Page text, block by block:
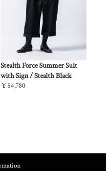
Stealth Force Summer Suit
with Sign / Stealth Black
￥54,780